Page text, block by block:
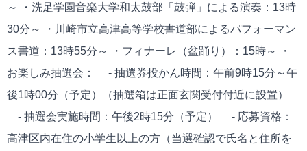
～ ・洗足学園音楽大学和太鼓部「鼓弾」による演奏：13時
30分～ ・川崎市立高津高等学校書道部によるパフォーマン
ス書道：13時55分～ ・フィナーレ（盆踊り）：15時～ ・
お楽しみ抽選会： - 抽選券投かん時間：午前9時15分～午
後1時00分（予定）（抽選箱は正面玄関受付付近に設置）
- 抽選会実施時間：午後2時15分（予定） - 応募資格：
高津区内在住の小学生以上の方（当選確認で氏名と住所を